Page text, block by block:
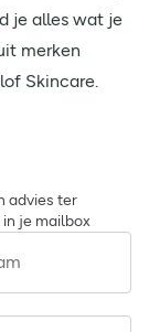
je alles wat je
merken
Skincare.
advies ter
je mailbox